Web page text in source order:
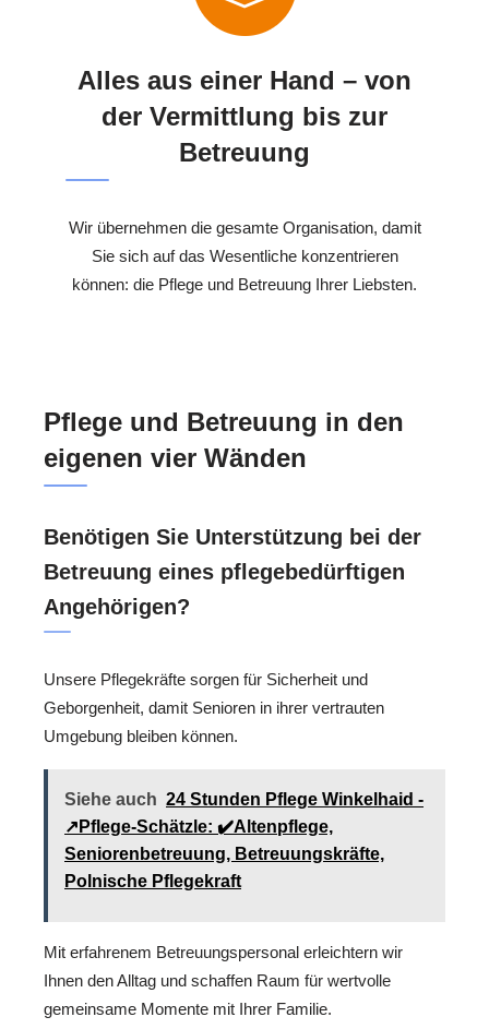
Alles aus einer Hand – von
der Vermittlung bis zur
Betreuung
Wir übernehmen die gesamte Organisation, damit
Sie sich auf das Wesentliche konzentrieren
können: die Pflege und Betreuung Ihrer Liebsten.
Pflege und Betreuung in den
eigenen vier Wänden
Benötigen Sie Unterstützung bei der
Betreuung eines pflegebedürftigen
Angehörigen?
Unsere Pflegekräfte sorgen für Sicherheit und
Geborgenheit, damit Senioren in ihrer vertrauten
Umgebung bleiben können.
Siehe auch 24 Stunden Pflege Winkelhaid -
↗️Pflege-Schätzle: ✔️Altenpflege,
Seniorenbetreuung, Betreuungskräfte,
Polnische Pflegekraft
Mit erfahrenem Betreuungspersonal erleichtern wir
Ihnen den Alltag und schaffen Raum für wertvolle
gemeinsame Momente mit Ihrer Familie.